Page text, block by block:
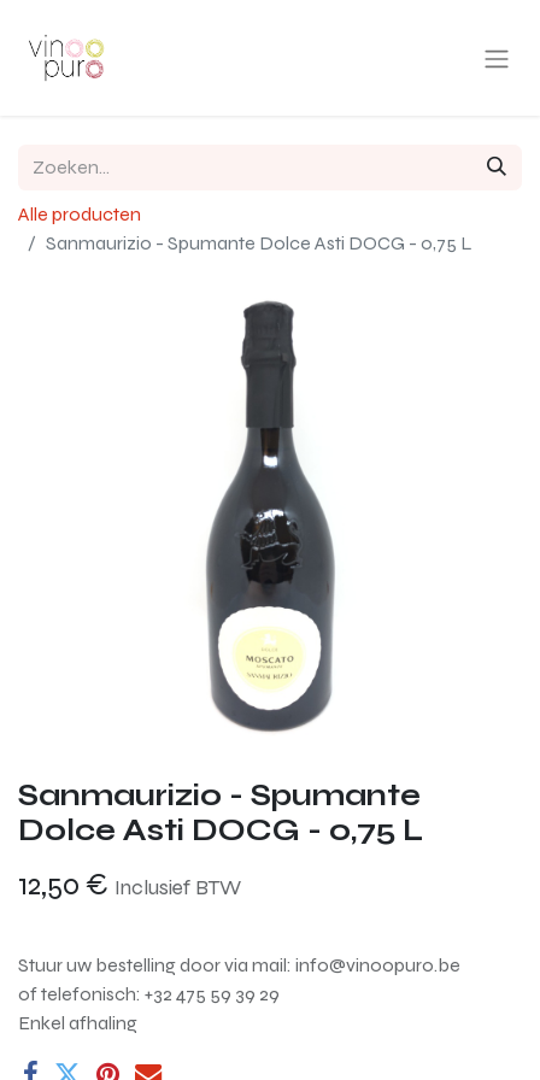
Alle producten
Sanmaurizio - Spumante Dolce Asti DOCG - 0,75 L
Sanmaurizio - Spumante
Dolce Asti DOCG - 0,75 L
12,50 € Inclusief BTW
Stuur uw bestelling door via mail: info@vinoopuro.be
of telefonisch: +32 475 59 39 29
Enkel afhaling